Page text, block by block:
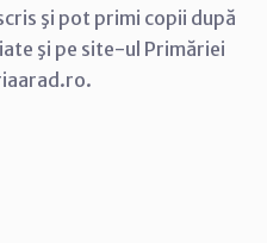
şi pot primi copii după
şi pe site-ul Primăriei